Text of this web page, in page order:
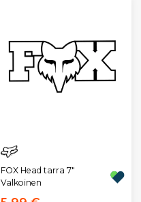
FOX Head tarra 7"
Valkoinen